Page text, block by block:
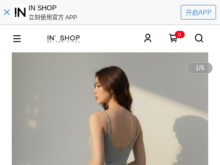
IN SHOP
立刻使用官方 APP
开启APP
0
1/6